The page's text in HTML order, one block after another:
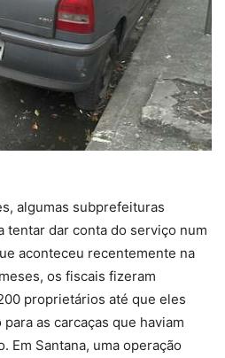
algumas subprefeituras
tentar dar conta do serviço num
aconteceu recentemente na
os fiscais fizeram
proprietários até que eles
as carcaças que haviam
Em Santana, uma operação